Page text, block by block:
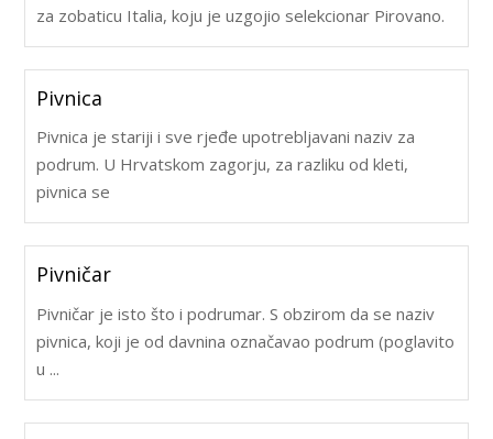
za zobaticu Italia, koju je uzgojio selekcionar Pirovano.
Pivnica
Pivnica je stariji i sve rjeđe upotrebljavani naziv za
podrum. U Hrvatskom zagorju, za razliku od kleti,
pivnica se
Pivničar
Pivničar je isto što i podrumar. S obzirom da se naziv
pivnica, koji je od davnina označavao podrum (poglavito
u ...